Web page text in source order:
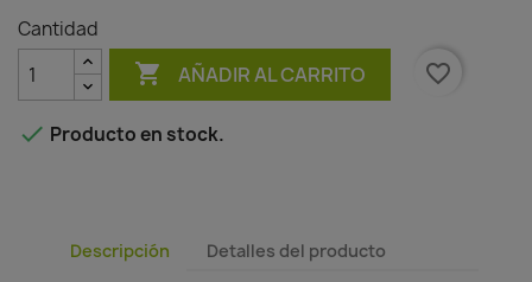
Cantidad
 AÑADIR AL CARRITO favorite_border
 Producto en stock.
Descripción Detalles del producto